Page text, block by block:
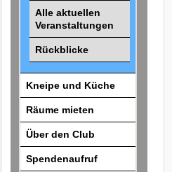
Alle aktuellen
Veranstaltungen
Rückblicke
Kneipe und Küche
Räume mieten
Über den Club
Spendenaufruf